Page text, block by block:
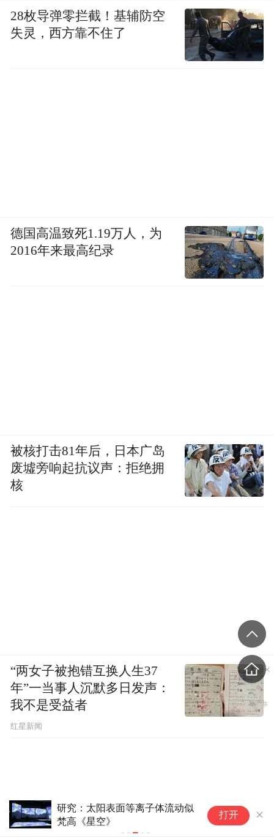
研究：太阳表面等离子体流动似
梵高《星空》
打开
28枚导弹零拦截！基辅防空
失灵，西方靠不住了
德国高温致死1.19万人，为
2016年来最高纪录
被核打击81年后，日本广岛
废墟旁响起抗议声：拒绝拥
核
“两女子被抱错互换人生37
年”一当事人沉默多日发声：
我不是受益者
红星新闻